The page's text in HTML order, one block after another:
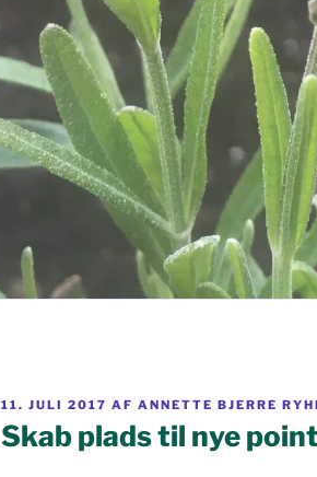
UDGIVET
DEN
11. JULI 2017 AF ANNETTE BJERRE
Skab plads til nye